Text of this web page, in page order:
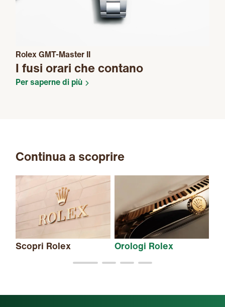
Rolex GMT-Master II
I fusi orari che contano
Per saperne di più
Continua a scoprire
Scopri Rolex Orologi Rolex